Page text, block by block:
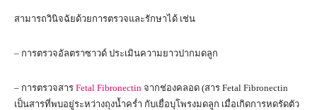
สามารถวินิจฉัยด้วยการตรวจและรักษาได้ เช่น
– การตรวจอัลตราซาวด์ ประเมินความยาวปากมดลูก
– การตรวจสาร Fetal Fibronectin จากช่องคลอด (สาร Fetal Fibronectin
เป็นสารที่พบอยู่ระหว่างถุงน้ำคร่ำ กับ​เยื่อบุโพรงมดลูก เมื่อเกิดการหดรัดตัว